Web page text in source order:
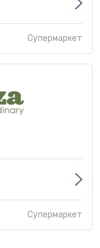
Супермаркет
Супермаркет